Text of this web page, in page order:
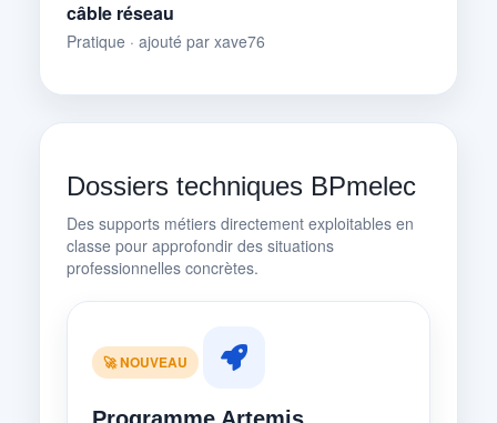
câble réseau
Pratique · ajouté par xave76
Dossiers techniques BPmelec
Des supports métiers directement exploitables en
classe pour approfondir des situations
professionnelles concrètes.
🚀 NOUVEAU